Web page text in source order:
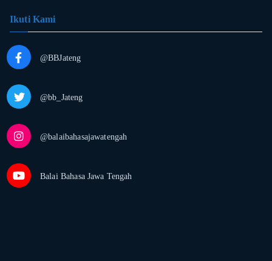
Ikuti Kami
@BBJateng
@bb_Jateng
@balaibahasajawatengah
Balai Bahasa Jawa Tengah